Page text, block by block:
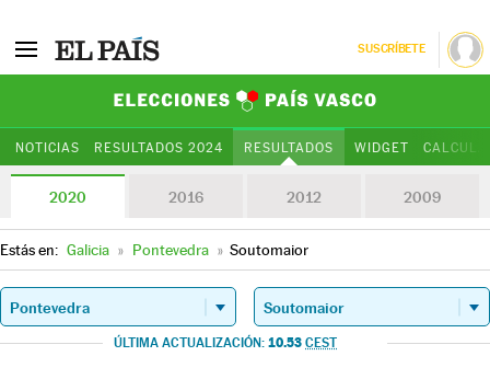
SUSCRÍBETE
NOTICIAS RESULTADOS 2024 RESULTADOS WIDGET
2020 2016 2012 2009
Estás en: Galicia » Pontevedra » Soutomaior
ÚLTIMA ACTUALIZACIÓN: 10.53 CEST